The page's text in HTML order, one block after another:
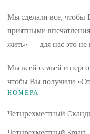
Мы сделали все, чтобы
приятными
жить» — для нас это не
Мы всей семьей и
чтобы Вы получили
НОМЕРА
Четырехместный
Четырехместный Smart